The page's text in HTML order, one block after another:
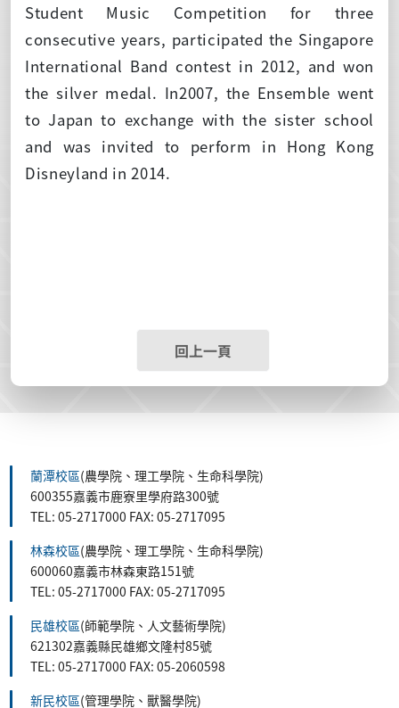
Student Music Competition for three
consecutive years, participated the Singapore
International Band contest in 2012, and won
the silver medal. In2007, the Ensemble went
to Japan to exchange with the sister school
and was invited to perform in Hong Kong
Disneyland in 2014.
回上一頁
蘭潭校區(農學院、理工學院、生命科學院)
600355嘉義市鹿寮里學府路300號
TEL: 05-2717000 FAX: 05-2717095
林森校區(農學院、理工學院、生命科學院)
600060嘉義市林森東路151號
TEL: 05-2717000 FAX: 05-2717095
民雄校區(師範學院、人文藝術學院)
621302嘉義縣民雄鄉文隆村85號
TEL: 05-2717000 FAX: 05-2060598
新民校區(管理學院、獸醫學院)